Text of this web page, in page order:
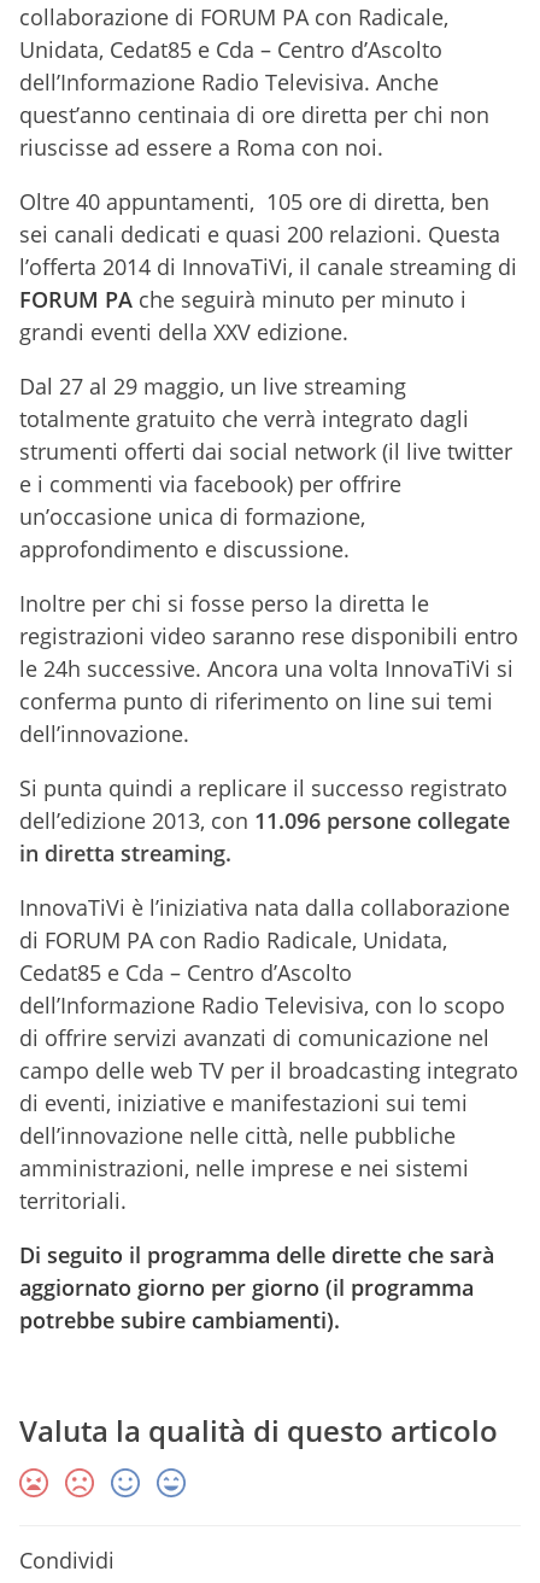
collaborazione di FORUM PA con Radicale,
Unidata, Cedat85 e Cda – Centro d’Ascolto
dell’Informazione Radio Televisiva. Anche
quest’anno centinaia di ore diretta per chi non
riuscisse ad essere a Roma con noi.
Oltre 40 appuntamenti, 105 ore di diretta, ben
sei canali dedicati e quasi 200 relazioni. Questa
l’offerta 2014 di InnovaTiVi, il canale streaming di
FORUM PA che seguirà minuto per minuto i
grandi eventi della XXV edizione.
Dal 27 al 29 maggio, un live streaming
totalmente gratuito che verrà integrato dagli
strumenti offerti dai social network (il live twitter
e i commenti via facebook) per offrire
un’occasione unica di formazione,
approfondimento e discussione.
Inoltre per chi si fosse perso la diretta le
registrazioni video saranno rese disponibili entro
le 24h successive. Ancora una volta InnovaTiVi si
conferma punto di riferimento on line sui temi
dell’innovazione.
Si punta quindi a replicare il successo registrato
dell’edizione 2013, con 11.096 persone collegate
in diretta streaming.
InnovaTiVi è l’iniziativa nata dalla collaborazione
di FORUM PA con Radio Radicale, Unidata,
Cedat85 e Cda – Centro d’Ascolto
dell’Informazione Radio Televisiva, con lo scopo
di offrire servizi avanzati di comunicazione nel
campo delle web TV per il broadcasting integrato
di eventi, iniziative e manifestazioni sui temi
dell’innovazione nelle città, nelle pubbliche
amministrazioni, nelle imprese e nei sistemi
territoriali.
Di seguito il programma delle dirette che sarà
aggiornato giorno per giorno (il programma
potrebbe subire cambiamenti).
Valuta la qualità di questo articolo
Condividi